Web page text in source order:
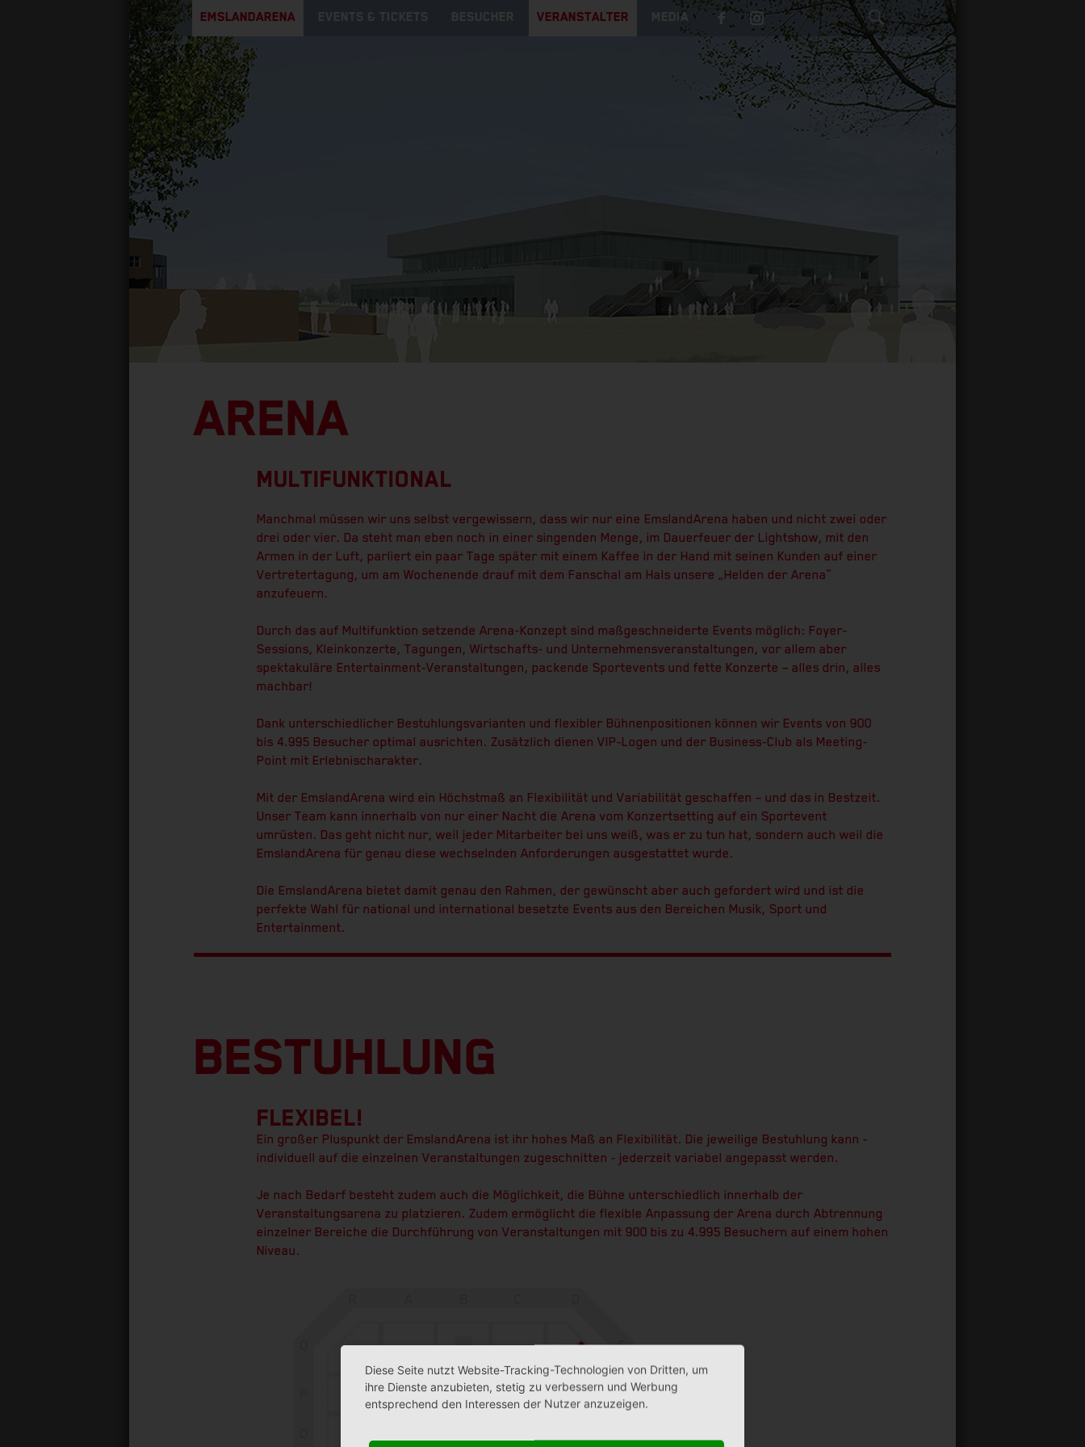
EMSLANDARENA EVENTS & TICKETS BESUCHER VERANSTALTER MEDIA
ARENA
MULTIFUNKTIONAL
Manchmal müssen wir uns selbst vergewissern, dass wir nur eine EmslandArena haben und nicht zwei oder
drei oder vier. Da steht man eben noch in einer singenden Menge, im Dauerfeuer der Lightshow, mit den
Armen in der Luft, parliert ein paar Tage später mit einem Kaffee in der Hand mit seinen Kunden auf einer
Vertretertagung, um am Wochenende drauf mit dem Fanschal am Hals unsere „Helden der Arena“
anzufeuern.
Durch das auf Multifunktion setzende Arena-Konzept sind maßgeschneiderte Events möglich: Foyer-
Sessions, Kleinkonzerte, Tagungen, Wirtschafts- und Unternehmensveranstaltungen, vor allem aber
spektakuläre Entertainment-Veranstaltungen, packende Sportevents und fette Konzerte – alles drin, alles
machbar!
Dank unterschiedlicher Bestuhlungsvarianten und flexibler Bühnenpositionen können wir Events von 900
bis 4.995 Besucher optimal ausrichten. Zusätzlich dienen VIP-Logen und der Business-Club als Meeting-
Point mit Erlebnischarakter.
Mit der EmslandArena wird ein Höchstmaß an Flexibilität und Variabilität geschaffen – und das in Bestzeit.
Unser Team kann innerhalb von nur einer Nacht die Arena vom Konzertsetting auf ein Sportevent
umrüsten. Das geht nicht nur, weil jeder Mitarbeiter bei uns weiß, was er zu tun hat, sondern auch weil die
EmslandArena für genau diese wechselnden Anforderungen ausgestattet wurde.
Die EmslandArena bietet damit genau den Rahmen, der gewünscht aber auch gefordert wird und ist die
perfekte Wahl für national und international besetzte Events aus den Bereichen Musik, Sport und
Entertainment.
BESTUHLUNG
FLEXIBEL!
Ein großer Pluspunkt der EmslandArena ist ihr hohes Maß an Flexibilität. Die jeweilige Bestuhlung kann -
individuell auf die einzelnen Veranstaltungen zugeschnitten - jederzeit variabel angepasst werden.
Je nach Bedarf besteht zudem auch die Möglichkeit, die Bühne unterschiedlich innerhalb der
Veranstaltungsarena zu platzieren. Zudem ermöglicht die flexible Anpassung der Arena durch Abtrennung
einzelner Bereiche die Durchführung von Veranstaltungen mit 900 bis zu 4.995 Besuchern auf einem hohen
Niveau.
Diese Seite nutzt Website-Tracking-Technologien von Dritten, um
ihre Dienste anzubieten, stetig zu verbessern und Werbung
entsprechend den Interessen der Nutzer anzuzeigen.